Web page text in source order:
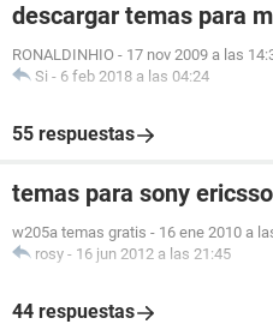
descargar temas para
RONALDINHIO - 17 nov 2009 a las
Si - 6 feb 2018 a las 04:24
55 respuestas
temas para sony
w205a temas gratis - 16 ene 2010 a
rosy - 16 jun 2012 a las 21:45
44 respuestas